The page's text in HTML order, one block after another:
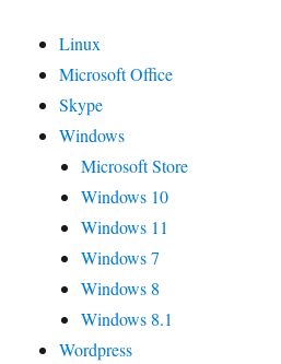
Linux
Microsoft Office
Skype
Windows
Microsoft Store
Windows 10
Windows 11
Windows 7
Windows 8
Windows 8.1
Wordpress